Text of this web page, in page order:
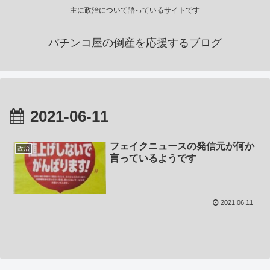
主に政治について語っているサイトです
パチンコ屋の倒産を応援するブログ
2021-06-11
政治
フェイクニュースの発信元が何か
言っているようです
2021.06.11